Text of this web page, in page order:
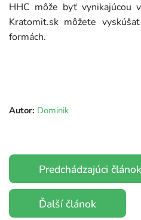
HHC môže byť vynikajúcou
Kratomit.sk môžete
formách.
Autor: Dominik
Predchádzajúci článok
Ďalší článok